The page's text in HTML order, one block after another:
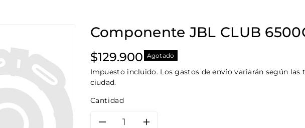
Componente JBL CLUB
Precio
habitual
$129.900 Agotado
Impuesto incluido. Los gastos de envío variarán según
ciudad.
Cantidad